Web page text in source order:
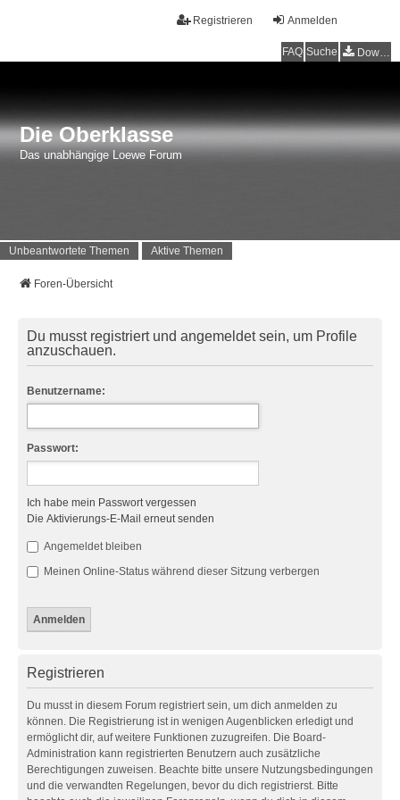
Anmelden
Registrieren
FAQ Suche Downloads
Die Oberklasse
Das unabhängige Loewe Forum
Unbeantwortete Themen Aktive Themen
Foren-Übersicht
Du musst registriert und angemeldet sein, um Profile
anzuschauen.
Benutzername:
Passwort:
Ich habe mein Passwort vergessen
Die Aktivierungs-E-Mail erneut senden
Angemeldet bleiben
Meinen Online-Status während dieser Sitzung verbergen
Registrieren
Du musst in diesem Forum registriert sein, um dich anmelden zu
können. Die Registrierung ist in wenigen Augenblicken erledigt und
ermöglicht dir, auf weitere Funktionen zuzugreifen. Die Board-
Administration kann registrierten Benutzern auch zusätzliche
Berechtigungen zuweisen. Beachte bitte unsere Nutzungsbedingungen
und die verwandten Regelungen, bevor du dich registrierst. Bitte